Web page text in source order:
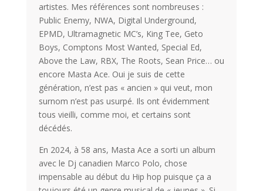
artistes. Mes références sont nombreuses :
Public Enemy, NWA, Digital Underground,
EPMD, Ultramagnetic MC’s, King Tee, Geto
Boys, Comptons Most Wanted, Special Ed,
Above the Law, RBX, The Roots, Sean Price… ou
encore Masta Ace. Oui je suis de cette
génération, n’est pas « ancien » qui veut, mon
surnom n’est pas usurpé. Ils ont évidemment
tous vieilli, comme moi, et certains sont
décédés.
En 2024, à 58 ans, Masta Ace a sorti un album
avec le Dj canadien Marco Polo, chose
impensable au début du Hip hop puisque ça a